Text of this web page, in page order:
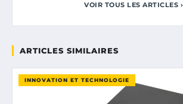
VOIR TOUS LES ARTICLES ›
ARTICLES SIMILAIRES
INNOVATION ET TECHNOLOGIE